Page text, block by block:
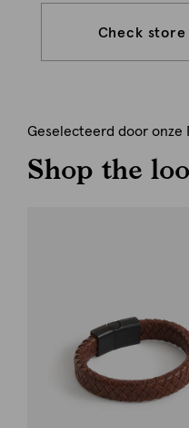
Check store
Geselecteerd door onze
Shop the